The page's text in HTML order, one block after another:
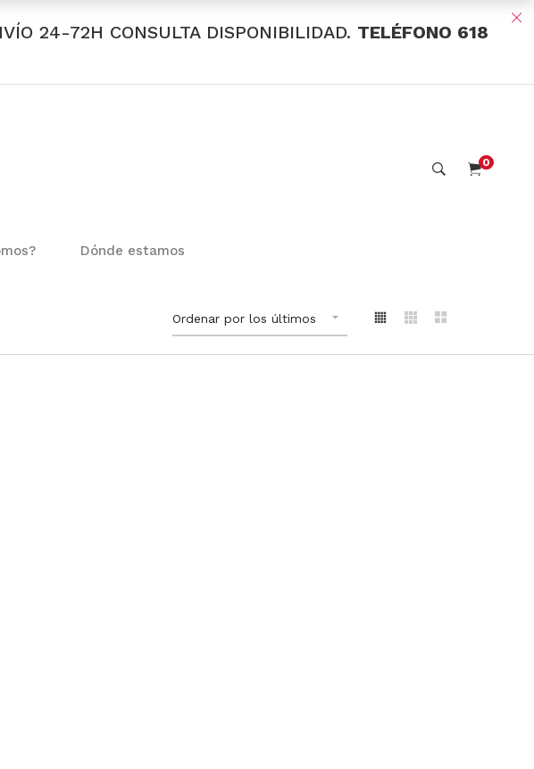
24-72H CONSULTA DISPONIBILIDAD. TELÉFONO 618
0
Dónde estamos
Ordenar por los últimos